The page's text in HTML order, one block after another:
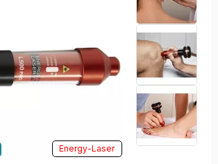
Energy-Laser